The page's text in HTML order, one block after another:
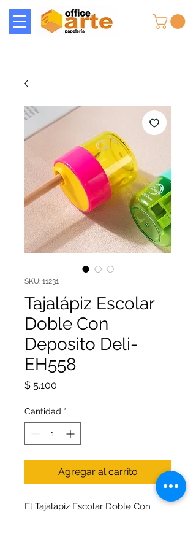
SKU: 11231
Tajalápiz Escolar
Doble Con
Deposito Deli-
EH558
$ 5.100
Cantidad *
Agregar al carrito
El Tajalápiz Escolar Doble Con